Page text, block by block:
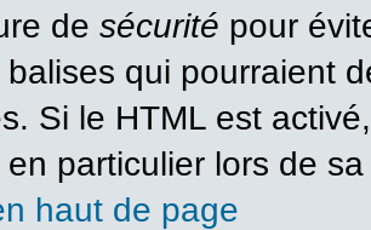
de sécurité pour
qui pourraient
Si le HTML est
particulier lors de
haut de page